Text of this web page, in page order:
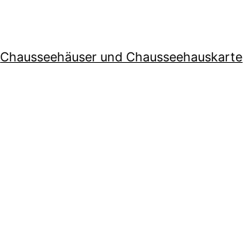
Chausseehäuser und Chausseehauskarte